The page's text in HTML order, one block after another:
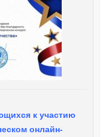
к участию
онлайн-